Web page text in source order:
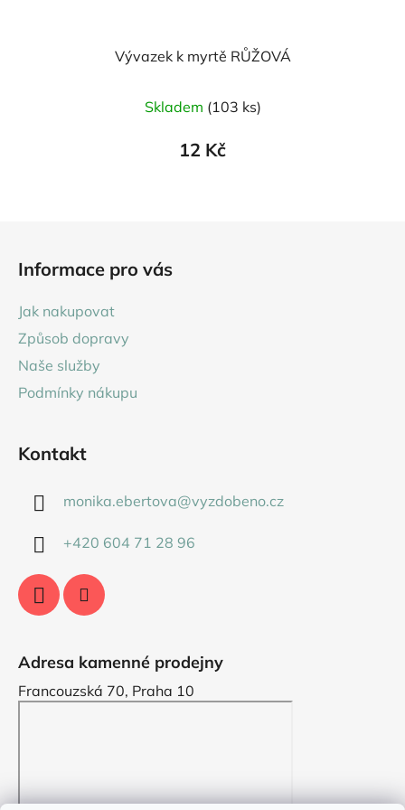
Vývazek k myrtě RŮŽOVÁ
Skladem (103 ks)
12 Kč
Informace pro vás
Jak nakupovat
Způsob dopravy
Naše služby
Podmínky nákupu
Kontakt
monika.ebertova@vyzdobeno.cz
+420 604 71 28 96
Adresa kamenné prodejny
Francouzská 70, Praha 10